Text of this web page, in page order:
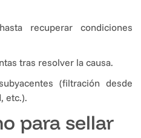
recuperar condiciones
tras resolver la causa.
(filtración desde
etc.).
para sellar